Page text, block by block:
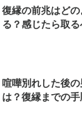
復縁の前兆はど
る？感じたら取
喧嘩別れした後の
は？復縁までの